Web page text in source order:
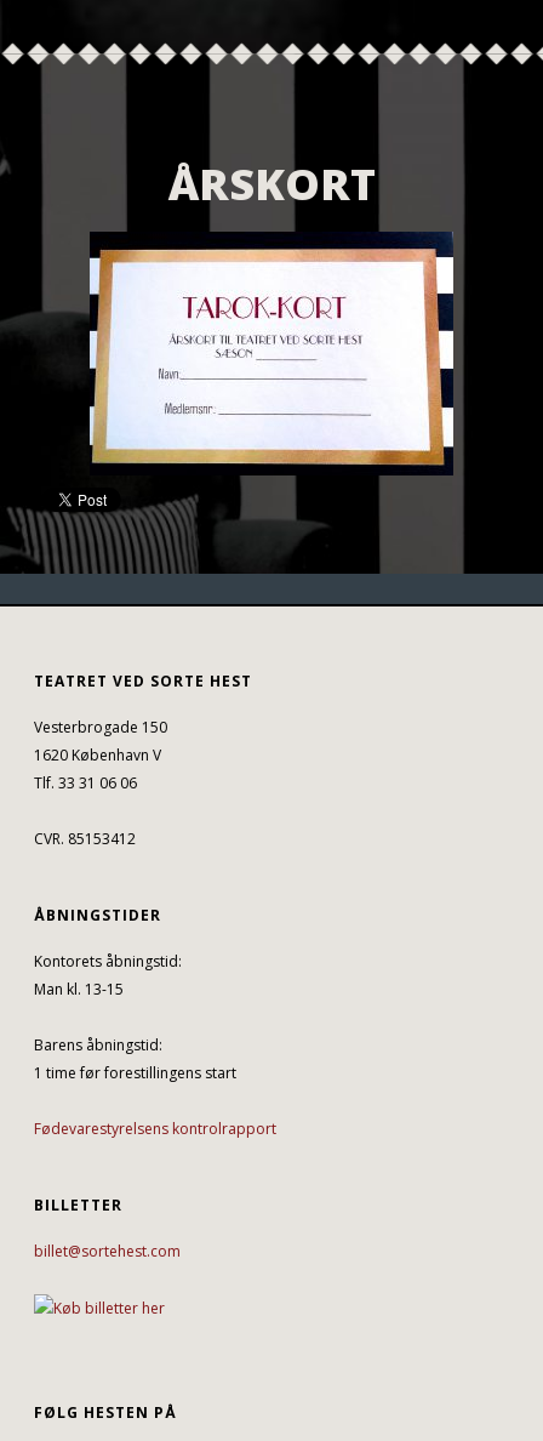
ÅRSKORT
TEATRET VED SORTE HEST
Vesterbrogade 150
1620 København V
Tlf. 33 31 06 06
CVR. 85153412
ÅBNINGSTIDER
Kontorets åbningstid:
Man kl. 13-15
Barens åbningstid:
1 time før forestillingens start
Fødevarestyrelsens kontrolrapport
BILLETTER
billet@sortehest.com
FØLG HESTEN PÅ